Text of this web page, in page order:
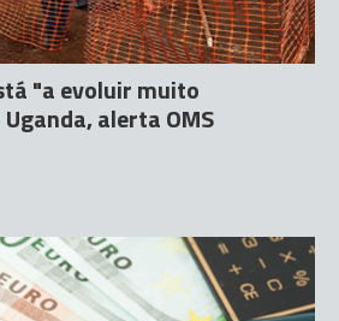
"a evoluir muito
alerta OMS